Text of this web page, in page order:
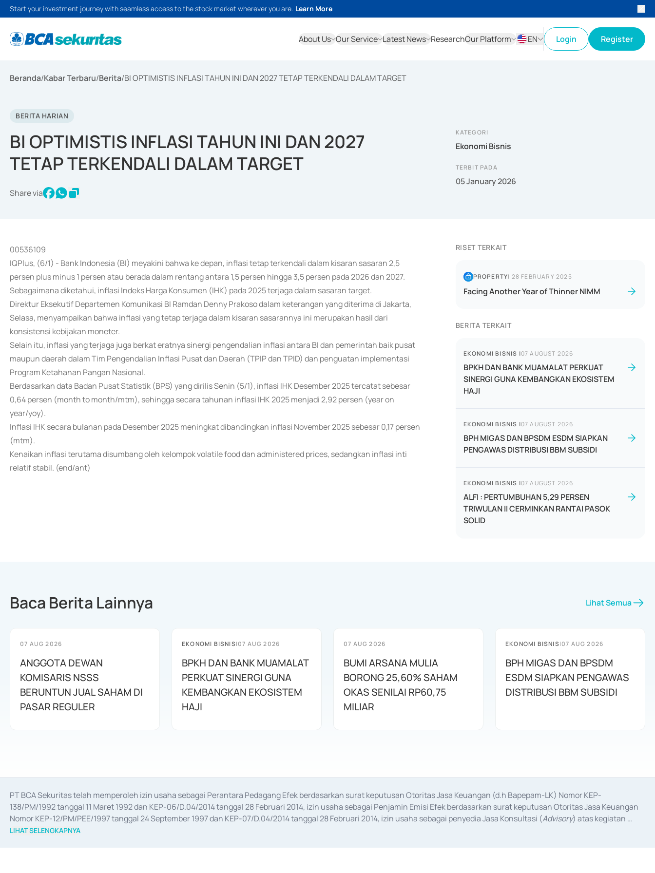
Start your investment journey with seamless access to the stock market wherever you are. Learn More
About Us Our Service Latest News ResearchOur Platform
EN
Login Register
Beranda/Kabar Terbaru/Berita/BI OPTIMISTIS INFLASI TAHUN INI DAN 2027 TETAP TERKENDALI DALAM TARGET
BERITA HARIAN
BI OPTIMISTIS INFLASI TAHUN INI DAN 2027
TETAP TERKENDALI DALAM TARGET
Share via
KATEGORI
Ekonomi Bisnis
TERBIT PADA
05 January 2026
00536109
IQPlus, (6/1) - Bank Indonesia (BI) meyakini bahwa ke depan, inflasi tetap terkendali dalam kisaran sasaran 2,5
persen plus minus 1 persen atau berada dalam rentang antara 1,5 persen hingga 3,5 persen pada 2026 dan 2027.
Sebagaimana diketahui, inflasi Indeks Harga Konsumen (IHK) pada 2025 terjaga dalam sasaran target.
Direktur Eksekutif Departemen Komunikasi BI Ramdan Denny Prakoso dalam keterangan yang diterima di Jakarta,
Selasa, menyampaikan bahwa inflasi yang tetap terjaga dalam kisaran sasarannya ini merupakan hasil dari
konsistensi kebijakan moneter.
Selain itu, inflasi yang terjaga juga berkat eratnya sinergi pengendalian inflasi antara BI dan pemerintah baik pusat
maupun daerah dalam Tim Pengendalian Inflasi Pusat dan Daerah (TPIP dan TPID) dan penguatan implementasi
Program Ketahanan Pangan Nasional.
Berdasarkan data Badan Pusat Statistik (BPS) yang dirilis Senin (5/1), inflasi IHK Desember 2025 tercatat sebesar
0,64 persen (month to month/mtm), sehingga secara tahunan inflasi IHK 2025 menjadi 2,92 persen (year on
year/yoy).
Inflasi IHK secara bulanan pada Desember 2025 meningkat dibandingkan inflasi November 2025 sebesar 0,17 persen
(mtm).
Kenaikan inflasi terutama disumbang oleh kelompok volatile food dan administered prices, sedangkan inflasi inti
relatif stabil. (end/ant)
RISET TERKAIT
PROPERTY| 28 FEBRUARY 2025
Facing Another Year of Thinner NIMM
BERITA TERKAIT
EKONOMI BISNIS |07 AUGUST 2026
BPKH DAN BANK MUAMALAT PERKUAT
SINERGI GUNA KEMBANGKAN EKOSISTEM
HAJI
EKONOMI BISNIS |07 AUGUST 2026
BPH MIGAS DAN BPSDM ESDM SIAPKAN
PENGAWAS DISTRIBUSI BBM SUBSIDI
EKONOMI BISNIS |07 AUGUST 2026
ALFI : PERTUMBUHAN 5,29 PERSEN
TRIWULAN II CERMINKAN RANTAI PASOK
SOLID
Baca Berita Lainnya Lihat Semua
07 AUG 2026
ANGGOTA DEWAN
KOMISARIS NSSS
BERUNTUN JUAL SAHAM DI
PASAR REGULER
EKONOMI BISNIS|07 AUG 2026
BPKH DAN BANK MUAMALAT
PERKUAT SINERGI GUNA
KEMBANGKAN EKOSISTEM
HAJI
07 AUG 2026
BUMI ARSANA MULIA
BORONG 25,60% SAHAM
OKAS SENILAI RP60,75
MILIAR
EKONOMI BISNIS|07 AUG 2026
BPH MIGAS DAN BPSDM
ESDM SIAPKAN PENGAWAS
DISTRIBUSI BBM SUBSIDI
PT BCA Sekuritas telah memperoleh izin usaha sebagai Perantara Pedagang Efek berdasarkan surat keputusan Otoritas Jasa Keuangan (d.h Bapepam-LK) Nomor KEP-
138/PM/1992 tanggal 11 Maret 1992 dan KEP-06/D.04/2014 tanggal 28 Februari 2014, izin usaha sebagai Penjamin Emisi Efek berdasarkan surat keputusan Otoritas Jasa Keuangan
Nomor KEP-12/PM/PEE/1997 tanggal 24 September 1997 dan KEP-07/D.04/2014 tanggal 28 Februari 2014, izin usaha sebagai penyedia Jasa Konsultasi (Advisory) atas kegiatan
merger, akuisisi, divestasi, dan
LIHAT SELENGKAPNYA